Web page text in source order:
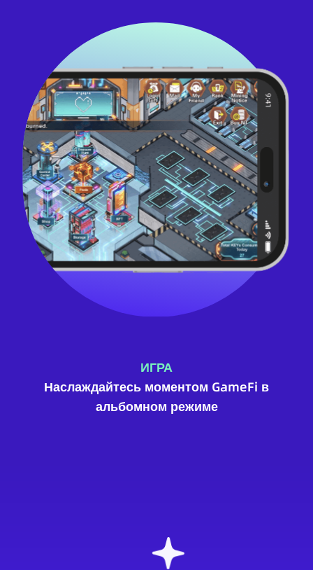
ИГРА
Наслаждайтесь моментом GameFi в
альбомном режиме